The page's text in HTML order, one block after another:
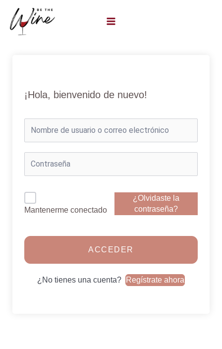
contenido
¡Hola, bienvenido de nuevo!
Mantenerme conectado
¿Olvidaste la
contraseña?
ACCEDER
¿No tienes una cuenta? Regístrate ahora